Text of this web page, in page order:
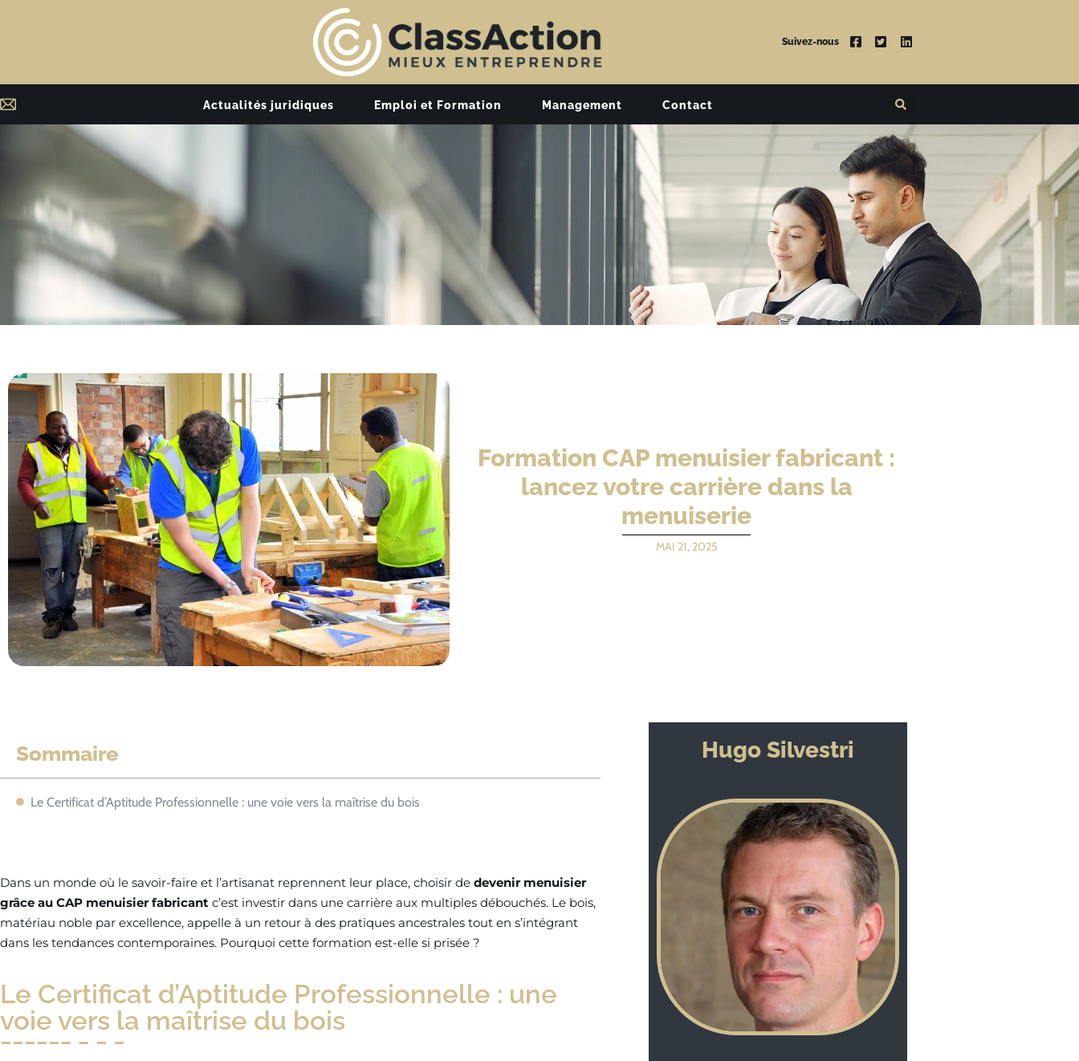
Suivez-nous
Actualités juridiques Emploi et Formation Management Contact
Formation CAP menuisier fabricant :
lancez votre carrière dans la
menuiserie
MAI 21, 2025
Sommaire
Le Certificat d’Aptitude Professionnelle : une voie vers la maîtrise du bois
Dans un monde où le savoir-faire et l’artisanat reprennent leur place, choisir de devenir menuisier
grâce au CAP menuisier fabricant c’est investir dans une carrière aux multiples débouchés. Le bois,
matériau noble par excellence, appelle à un retour à des pratiques ancestrales tout en s’intégrant
dans les tendances contemporaines. Pourquoi cette formation est-elle si prisée ?
Le Certificat d’Aptitude Professionnelle : une
voie vers la maîtrise du bois
Hugo Silvestri